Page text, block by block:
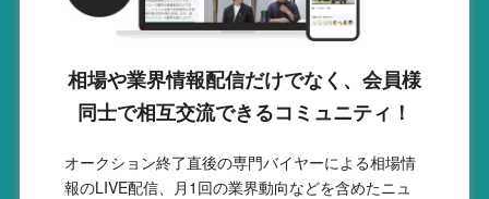
相場や業界情報配信だけでなく、会員様
同士で相互交流できるコミュニティ！
オークション終了直後の専門バイヤーによる相場情
報のLIVE配信、月1回の業界動向などを含めたニュ